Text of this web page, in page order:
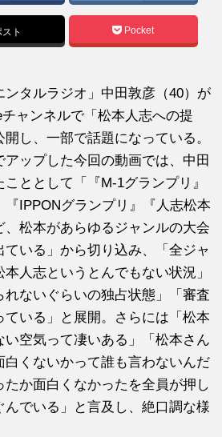
ト Pocket
ンタルラジオ」中田敦彦（40）が
チャンネルで「松本人志への提
し、一部で話題になっている。
ップした今回の動画では、中田
ととして「『M-1グランプリ』
『IPPONグランプリ』『人志松本
松本があらゆるジャンルの大会
いる」から切り込み、「全ジャ
人志というとんでもない状況」
れないぐらいの独占状態」「審査
ている」と展開。さらには「松本
い空気って凄いある」「松本さん
白くないかって誰も言わないんだ
たか面白くなかったを全員が押し
でいる」と言及し、絶口調な様